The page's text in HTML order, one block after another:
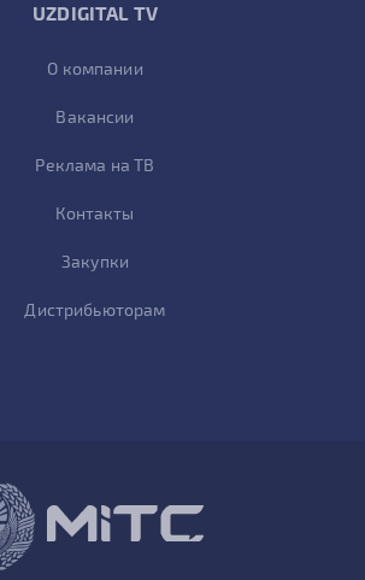
UZDIGITAL TV
О компании
Вакансии
Реклама на ТВ
Контакты
Закупки
Дистрибьюторам